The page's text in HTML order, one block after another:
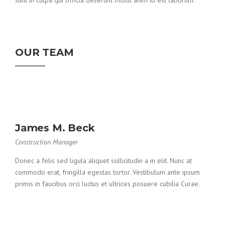
OUR TEAM
James M. Beck
Construction Manager
Donec a felis sed ligula aliquet sollicitudin a in elit. Nunc at
commodo erat, fringilla egestas tortor. Vestibulum ante ipsum
primis in faucibus orci luctus et ultrices posuere cubilia Curae.